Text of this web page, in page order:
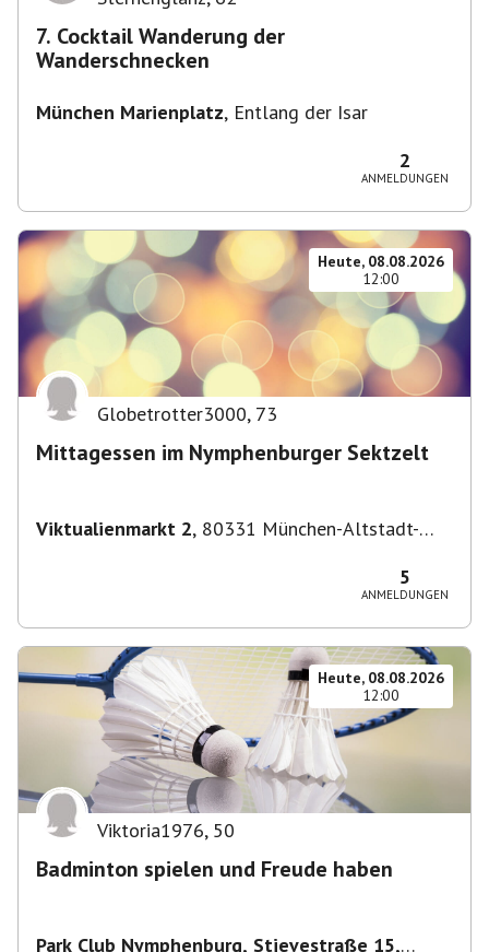
7. Cocktail Wanderung der
Wanderschnecken
München Marienplatz, Entlang der Isar
2
ANMELDUNGEN
Heute, 08.08.2026
12:00
Globetrotter3000, 73
Mittagessen im Nymphenburger Sektzelt
Viktualienmarkt 2, 80331 München-Altstadt-
5
ANMELDUNGEN
Heute, 08.08.2026
12:00
Viktoria1976, 50
Badminton spielen und Freude haben
Park Club Nymphenburg, Stievestraße 15,